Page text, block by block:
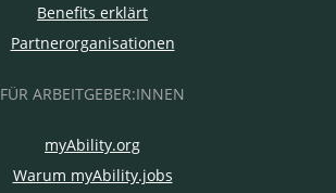
Benefits erklärt
Partnerorganisationen
FÜR ARBEITGEBER:INNEN
myAbility.org
Warum myAbility.jobs